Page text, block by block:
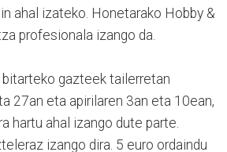
ahal izateko. Honetarako Hobby &
profesionala izango da.
gazteek tailerretan
27an eta apirilaren 3an eta 10ean,
hartu ahal izango dute parte.
izango dira. 5 euro ordaindu